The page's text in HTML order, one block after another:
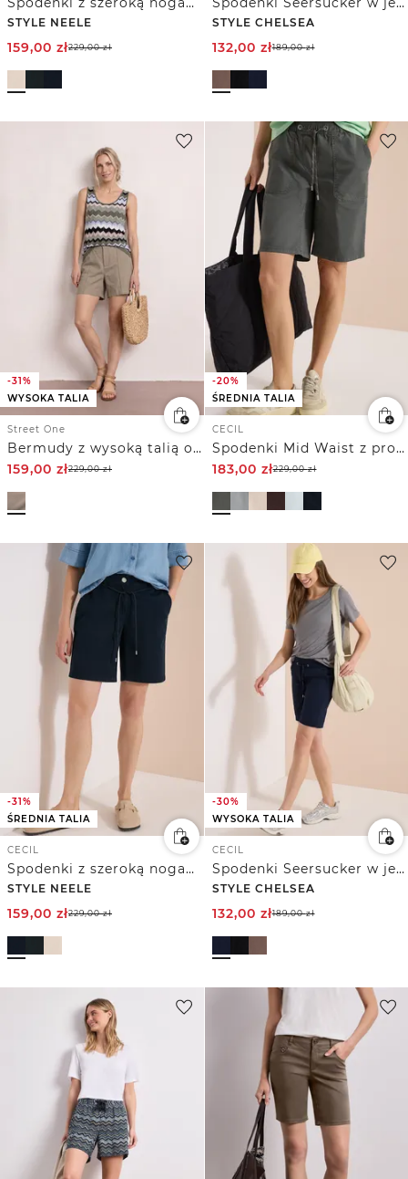
STYLE NEELE
159,00 zł229,00zł
STYLE CHELSEA
132,00 zł189,00zł
-31%
WYSOKA TALIA
Street One
Bermudy z wysoką talią o swobodnym kroju Casual Fit
159,00 zł229,00zł
-20%
ŚREDNIA TALIA
CECIL
Spodenki Mid Waist z prostymi nogawkami o swobodnym kroju
183,00 zł229,00zł
-31%
ŚREDNIA TALIA
CECIL
Spodenki z szeroką nogawką Mid Waist o luźnym kroju.
STYLE NEELE
159,00 zł229,00zł
-30%
WYSOKA TALIA
CECIL
Spodenki Seersucker w jednolitym kolorze
STYLE CHELSEA
132,00 zł189,00zł